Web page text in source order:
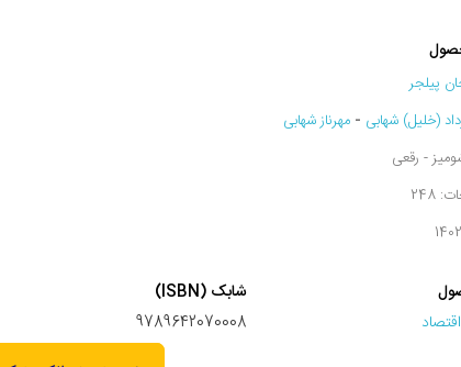
پیلجر
(خلیل) شهابی - مهرناز شهابی
- رقعی
اقتصاد
شابک (ISBN)
9789642070008